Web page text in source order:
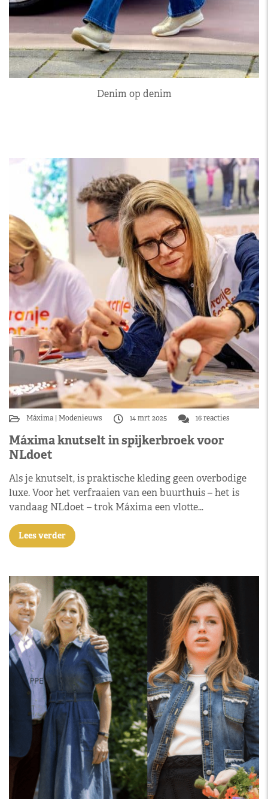
Denim op denim
Máxima Modenieuws 14 mrt 2025 16 reacties
Máxima knutselt in spijkerbroek voor
NLdoet
Als je knutselt, is praktische kleding geen overbodige
luxe. Voor het verfraaien van een buurthuis – het is
vandaag NLdoet – trok Máxima een vlotte…
Lees verder